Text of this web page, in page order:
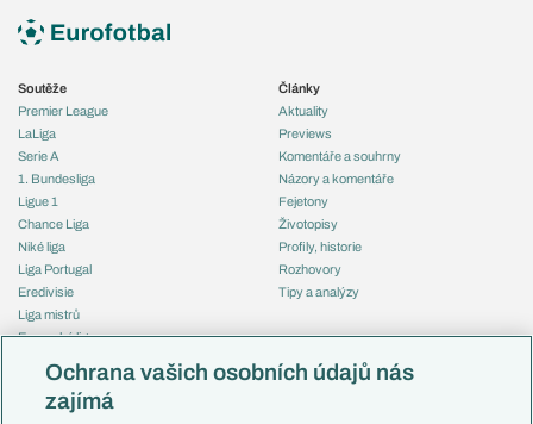
Soutěže
Premier League
LaLiga
Serie A
1. Bundesliga
Ligue 1
Chance Liga
Niké liga
Liga Portugal
Eredivisie
Liga mistrů
Evropská liga
Mistrovství světa
Liga národů
Články
Aktuality
Previews
Komentáře a souhrny
Názory a komentáře
Fejetony
Životopisy
Profily, historie
Rozhovory
Tipy a analýzy
Česko
Ochrana vašich osobních údajů nás
zajímá